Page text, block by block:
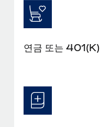
연금 또는 401(K)